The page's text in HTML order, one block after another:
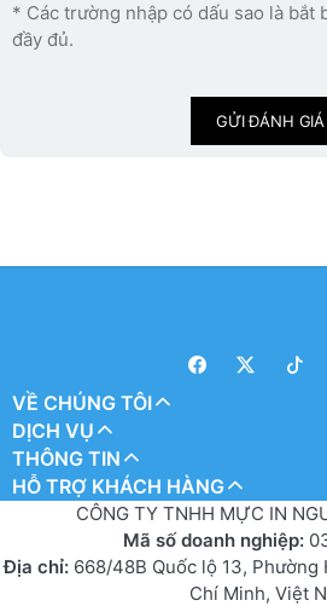
* Các trường nhập có dấu sao là bắt
đầy đủ.
GỬI ĐÁNH GIÁ
VỀ CHÚNG TÔI
DỊCH VỤ
THÔNG TIN
HỖ TRỢ KHÁCH HÀNG
CÔNG TY TNHH MỰC IN
Mã số doanh nghiệp:
Địa chỉ: 668/48B Quốc lộ 13, Phường
Chí Minh, Việt